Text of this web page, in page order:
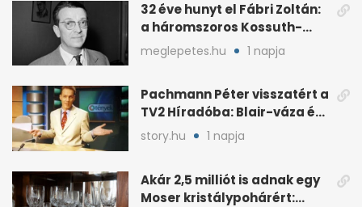
32 éve hunyt el Fábri Zoltán:
a háromszoros Kossuth-
díjas rendező
meglepetes.hu 1 napja
Pachmann Péter visszatért a
TV2 Híradóba: Blair-váza és
császári kézfogás
story.hu 1 napja
Akár 2,5 milliót is adnak egy
Moser kristálypohárért: